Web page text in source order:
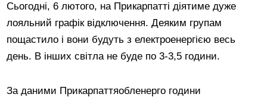
Сьогодні, 6 лютого, на Прикарпатті діятиме дуже
лояльний графік відключення. Деяким групам
пощастило і вони будуть з електроенергією весь
день. В інших світла не буде по 3-3,5 години.
За даними Прикарпаттяобленерго години